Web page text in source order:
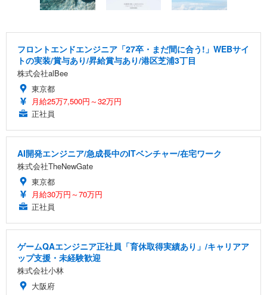
フロントエンドエンジニア「27卒・まだ間に合う!」WEBサイ
トの実装/賞与あり/昇給賞与あり/港区芝浦3丁目
株式会社alBee
東京都
月給25万7,500円～32万円
正社員
AI開発エンジニア/急成長中のITベンチャー/在宅ワーク
株式会社TheNewGate
東京都
月給30万円～70万円
正社員
ゲームQAエンジニア正社員「育休取得実績あり」/キャリアア
ップ支援・未経験歓迎
株式会社小林
大阪府